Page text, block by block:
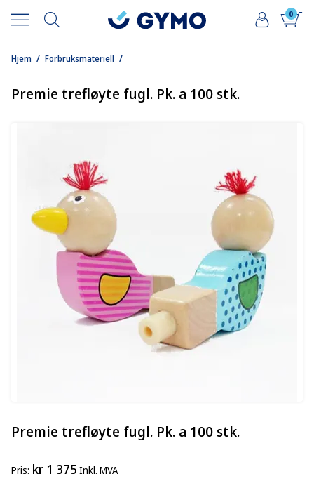
0
/
Hjem /
Forbruksmateriell
Premie trefløyte fugl. Pk. a 100 stk.
Premie trefløyte fugl. Pk. a 100 stk.
Pris kr 1 375 Inkl. MVA